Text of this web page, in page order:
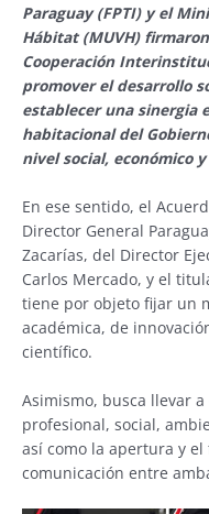
Paraguay (FPTI) y el
Hábitat (MUVH)
Cooperación
promover el desarrollo
establecer una sinergia
habitacional del
nivel social, económico
En ese sentido, el
Director General
Zacarías, del Director
Carlos Mercado, y el
tiene por objeto fijar un
académica, de
científico.
Asimismo, busca llevar
profesional, social,
así como la apertura y
comunicación entre